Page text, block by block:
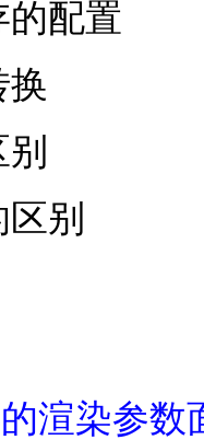
的配置
换
别
渲染参数